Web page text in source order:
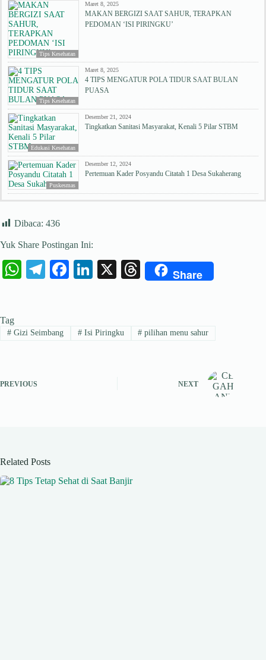
Tips Kesehatan
Maret 8, 2025
MAKAN BERGIZI SAAT SAHUR, TERAPKAN
PEDOMAN ‘ISI PIRINGKU’
Tips Kesehatan
Maret 8, 2025
4 TIPS MENGATUR POLA TIDUR SAAT BULAN
PUASA
Edukasi Kesehatan
Desember 21, 2024
Tingkatkan Sanitasi Masyarakat, Kenali 5 Pilar STBM
Puskesmas
Desember 12, 2024
Pertemuan Kader Posyandu Citatah 1 Desa Sukaherang
Dibaca: 436
Yuk Share Postingan Ini:
W
A
Te
a
Fa
ok
Li
In
X
T
ds
Share
Tag
#Gizi Seimbang #Isi Piringku # pilihan menu sahur
PREVIOUS NEXT
Related Posts